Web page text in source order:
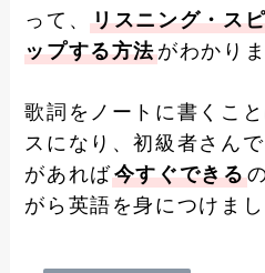
って、リスニング・ス
ップする方法がわかりま
歌詞をノートに書くこ
スになり、初級者さん
があれば今すぐできる
がら英語を身につけまし